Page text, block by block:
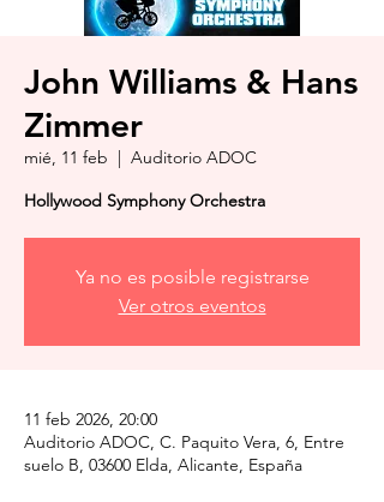
John Williams & Hans
Zimmer
mié, 11 feb
  |
Auditorio ADOC
Hollywood Symphony Orchestra
Ya no es posible registrarse
Ver otros eventos
11 feb 2026, 20:00
Auditorio ADOC, C. Paquito Vera, 6, Entre
suelo B, 03600 Elda, Alicante, España